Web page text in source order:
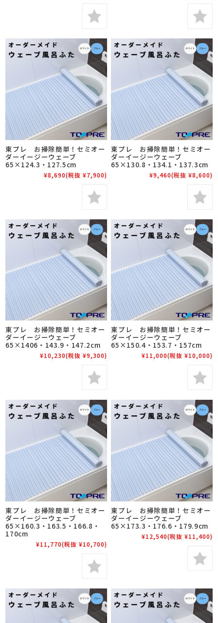
東プレ お掃除簡単！セミオー
ダーイージーウェーブ
65×124.3・127.5cm
¥8,690(税抜 ¥7,900)
東プレ お掃除簡単！セミオー
ダーイージーウェーブ
65×130.8・134.1・137.3cm
¥9,460(税抜 ¥8,600)
東プレ お掃除簡単！セミオー
ダーイージーウェーブ
65×1406・143.9・147.2cm
¥10,230(税抜 ¥9,300)
東プレ お掃除簡単！セミオー
ダーイージーウェーブ
65×150.4・153.7・157cm
¥11,000(税抜 ¥10,000)
東プレ お掃除簡単！セミオー
ダーイージーウェーブ
65×160.3・163.5・166.8・
170cm
¥11,770(税抜 ¥10,700)
東プレ お掃除簡単！セミオー
ダーイージーウェーブ
65×173.3・176.6・179.9cm
¥12,540(税抜 ¥11,400)